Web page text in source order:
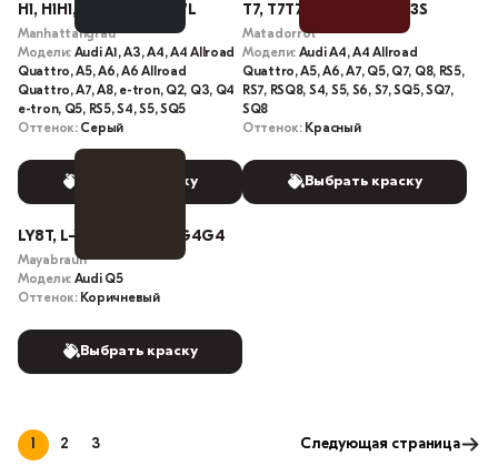
H1, H1H1, X7L, LX7L, L-X7L
Manhattangrau
Модели: Audi A1, A3, A4, A4 Allroad
Quattro, A5, A6, A6 Allroad
Quattro, A7, A8, e-tron, Q2, Q3, Q4
e-tron, Q5, RS5, S4, S5, SQ5
Оттенок: Серый
Выбрать краску
T7, T7T7, Y3S, LY3S, L-Y3S
Matadorrot
Модели: Audi A4, A4 Allroad
Quattro, A5, A6, A7, Q5, Q7, Q8, RS5,
RS7, RSQ8, S4, S5, S6, S7, SQ5, SQ7,
SQ8
Оттенок: Красный
Выбрать краску
LY8T, L-Y8T, G4, Y8T, G4G4
Mayabraun
Модели: Audi Q5
Оттенок: Коричневый
Выбрать краску
1 2 3 Следующая страница